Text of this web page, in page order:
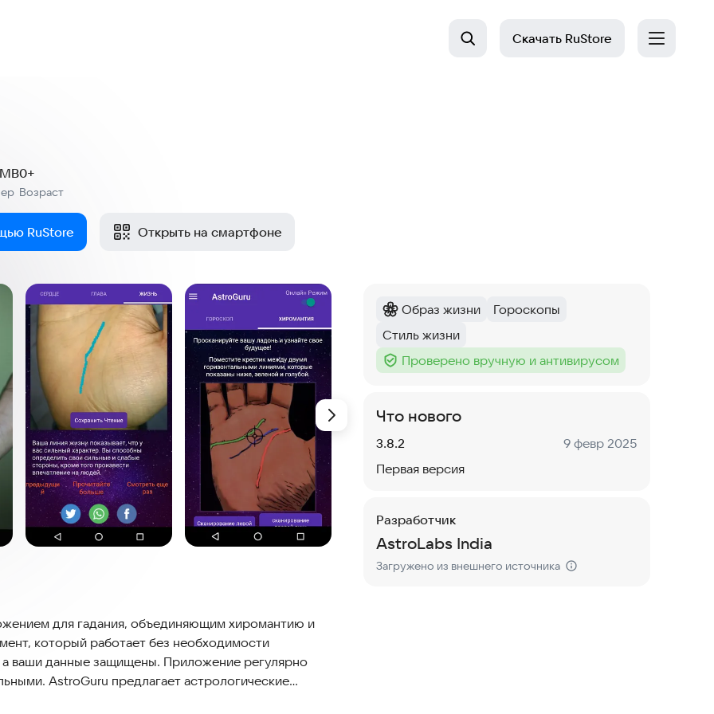
Скачать RuStore
Возраст
0+
RuStore Открыть на смартфоне
для гадания, объединяющим хиромантию и
который работает без необходимости
ваши данные защищены. Приложение регулярно
AstroGuru предлагает астрологические
таро, нумерологию, астрологию, кундали и
Категория:
Образ жизни
Тег:
Гороскопы
Тег:
Стиль жизни
Тег :
Проверено вручную и антивирусом
Что нового
Версия:
3.8.2 Дата:
9 февр 2025
Первая версия
Разработчик
AstroLabs India
Загружено из внешнего источника